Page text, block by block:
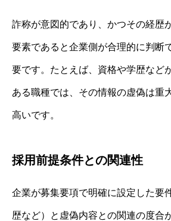
詐称が意図的であり、かつその経歴
要素であると企業側が合理的に判断
要です。たとえば、資格や学歴など
ある職種では、その情報の虚偽は重
高いです。
採用前提条件との関連性
企業が募集要項で明確に設定した要
歴など）と虚偽内容との関連の度合